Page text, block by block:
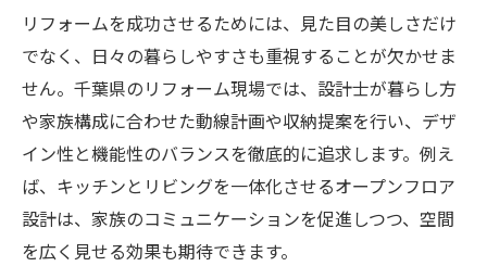
リフォームを成功させるためには、見た目の美しさだけ
でなく、日々の暮らしやすさも重視することが欠かせま
せん。千葉県のリフォーム現場では、設計士が暮らし方
や家族構成に合わせた動線計画や収納提案を行い、デザ
イン性と機能性のバランスを徹底的に追求します。例え
ば、キッチンとリビングを一体化させるオープンフロア
設計は、家族のコミュニケーションを促進しつつ、空間
を広く見せる効果も期待できます。